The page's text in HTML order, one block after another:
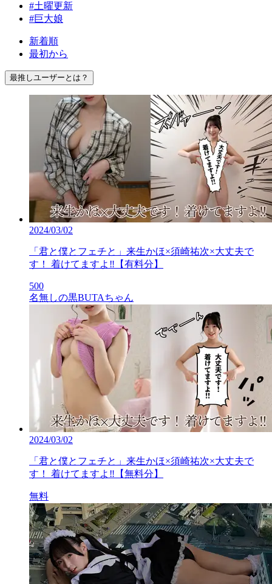
#土曜更新
#巨大娘
新着順
最初から
最推しユーザーとは？
2024/03/02
「君と僕とフェチと」来生かほ×須崎祐次×大丈夫で
す！ 着けてますよ‼【有料分】
500
名無しの黒BUTAちゃん
2024/03/02
「君と僕とフェチと」来生かほ×須崎祐次×大丈夫で
す！ 着けてますよ‼【無料分】
無料